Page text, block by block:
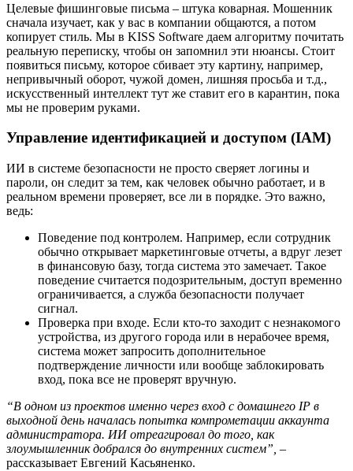
Целевые фишинговые письма – штука коварная. Мошенник
сначала изучает, как у вас в компании общаются, а потом
копирует стиль. Мы в KISS Software даем алгоритму почитать
реальную переписку, чтобы он запомнил эти нюансы. Стоит
появиться письму, которое сбивает эту картину, например,
непривычный оборот, чужой домен, лишняя просьба и т.д.,
искусственный интеллект тут же ставит его в карантин, пока
мы не проверим руками.
Управление идентификацией и доступом (IAM)
ИИ в системе безопасности не просто сверяет логины и
пароли, он следит за тем, как человек обычно работает, и в
реальном времени проверяет, все ли в порядке. Это важно,
ведь:
Поведение под контролем. Например, если сотрудник
обычно открывает маркетинговые отчеты, а вдруг лезет
в финансовую базу, тогда система это замечает. Такое
поведение считается подозрительным, доступ временно
ограничивается, а служба безопасности получает
сигнал.
Проверка при входе. Если кто-то заходит с незнакомого
устройства, из другого города или в нерабочее время,
система может запросить дополнительное
подтверждение личности или вообще заблокировать
вход, пока все не проверят вручную.
“В одном из проектов именно через вход с домашнего IP в
выходной день началась попытка компрометации аккаунта
администратора. ИИ отреагировал до того, как
злоумышленник добрался до внутренних систем”, –
рассказывает Евгений Касьяненко.